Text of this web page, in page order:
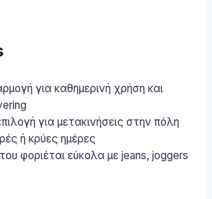
για καθημερινή χρήση και
για μετακινήσεις στην πόλη
ή κρύες ημέρες
φοριέται εύκολα με jeans, joggers